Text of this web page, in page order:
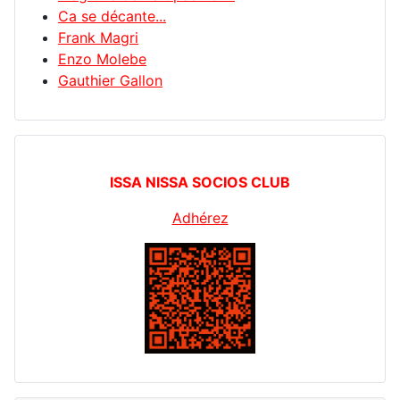
Ca se décante...
Frank Magri
Enzo Molebe
Gauthier Gallon
ISSA NISSA SOCIOS CLUB
Adhérez